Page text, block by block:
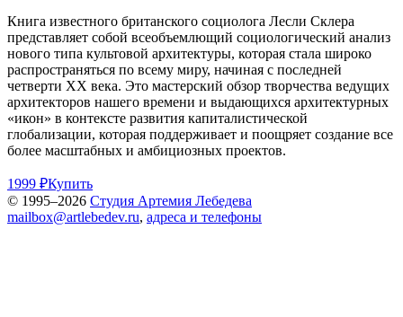
Книга известного британского социолога Лесли Склера
представляет собой всеобъемлющий социологический анализ
нового типа культовой архитектуры, которая стала широко
распространяться по всему миру, начиная с последней
четверти ХХ века. Это мастерский обзор творчества ведущих
архитекторов нашего времени и выдающихся архитектурных
«икон» в контексте развития капиталистической
глобализации, которая поддерживает и поощряет создание все
более масштабных и амбициозных проектов.
1999 ₽Купить
© 1995–2026 Студия Артемия Лебедева
mailbox@artlebedev.ru, адреса и телефоны